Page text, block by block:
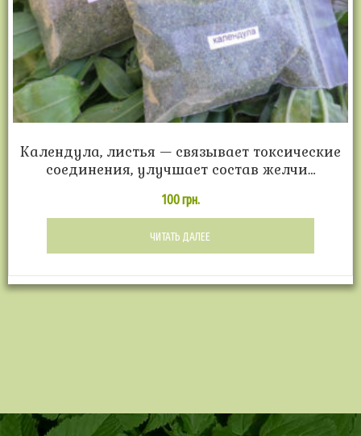
Календула, листья — связывает токсические
соединения, улучшает состав желчи…
100грн.
ЧИТАТЬ ДАЛЕЕ